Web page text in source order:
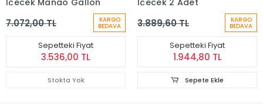
İçecek Mango Gallon
7.072,00 TL KARGO
BEDAVA
Sepetteki Fiyat
3.536,00 TL
Stokta Yok
İçecek 2 Adet
3.889,60 TL KARGO
BEDAVA
Sepetteki Fiyat
1.944,80 TL
Sepete Ekle